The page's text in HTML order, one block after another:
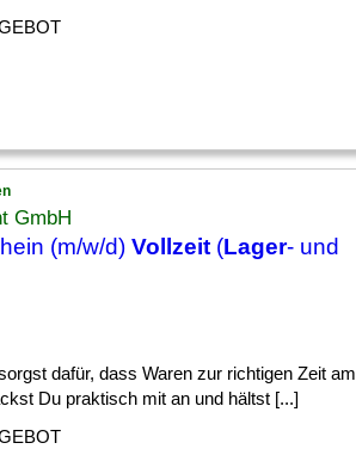
GmbH
(m/w/d) Vollzeit (Lager- und
dafür, dass Waren zur richtigen Zeit am
Du praktisch mit an und hältst [...]